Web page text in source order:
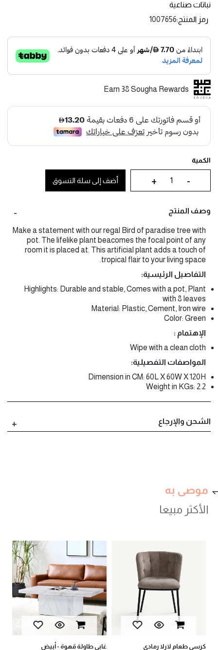
نباتات صناعية
رمز المنتج 1007656
Earn 38 Sougha Rewards
الكمية
-
+ أضف إلى سلة التسوق
وصف المنتج
Make a statement with our regal Bird of paradise tree with
pot. The lifelike plant beacomes the focal point of any
room it is placed at. This artificial plant adds a touch of
tropical flair to your living space.
التفاصيل الرئيسية:
Highlights: Durable and stable, Comes with a pot, Plant
with 8 leaves
Material: Plastic, Cement, Iron wire
Color: Green
الإهتمام :
Wipe with a clean cloth
المواصفات التفصيلية:
Dimension in CM: 60L X 60W X 120H
Weight in KGs: 2.2
الشحن والإرجاع
موصى به
كرسي طعام لارلا رمادي غابي طاولة قهوة - أبيض
الأكثر مبيعا